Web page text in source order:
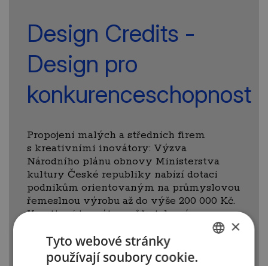
Design Credits -
Design pro
konkurenceschopnost
Propojení malých a středních firem
s kreativními inovátory: Výzva
Národního plánu obnovy Ministerstva
kultury České republiky nabízí dotaci
podnikům orientovaným na průmyslovou
řemeslnou výrobu až do výše 200 000 Kč.
Kreativní inovátor může takovému
podniku pomoci s designem výrobku
nebo s inovací vzhledu stávajícího
produktu.
×
Tyto webové stránky
používají soubory cookie.